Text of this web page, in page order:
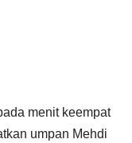
menit keempat
umpan Mehdi